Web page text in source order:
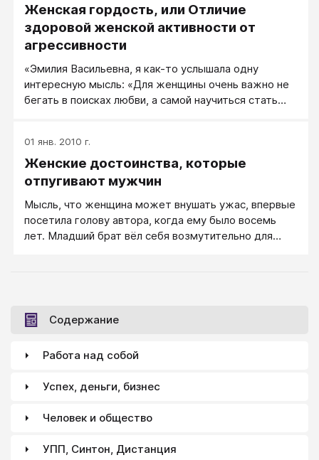
Женская гордость, или Отличие
здоровой женской активности от
агрессивности
«Эмилия Васильевна, я как-то услышала одну
интересную мысль: «Для женщины очень важно не
бегать в поисках любви, а самой научиться стать
и покажи окружающим тебя, каким нужно быть.
Стань активной». Меня эта мысль очень вдохновила
и мне очень захотелось научиться проявлять
женственности» я познакомилась с понятием
«женская агрессивность», где, четко и ясно
говорится, что мужчина должен быть ведущим, он
01 янв. 2010 г.
Женские достоинства, которые
отпугивают мужчин
Мысль, что женщина может внушать ужас, впервые
посетила голову автора, когда ему было восемь
лет. Младший брат вёл себя возмутительно для
брата, доламывающего куклу…
Содержание
Работа над собой
Успех, деньги, бизнес
Человек и общество
УПП, Синтон, Дистанция